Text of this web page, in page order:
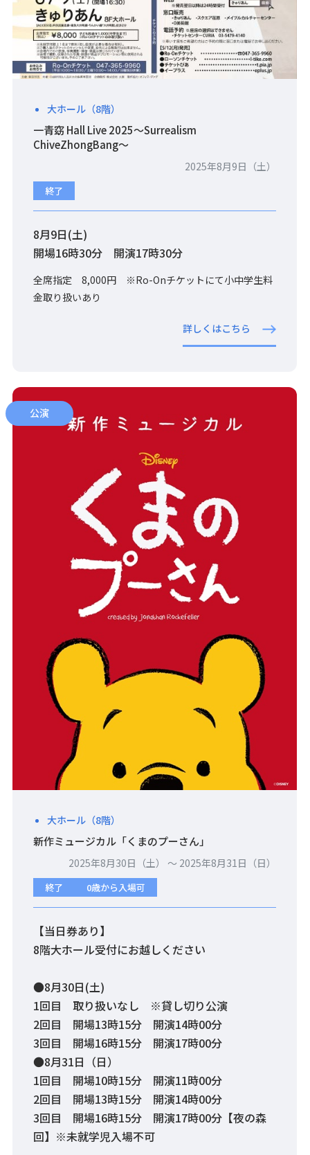
大ホール（8階）
一青窈 Hall Live 2025～Surrealism
ChiveZhongBang～
2025年8月9日（土）
終了
8月9日(土)
開場16時30分 開演17時30分
全席指定 8,000円 ※Ro-Onチケットにて小中学生料
金取り扱いあり
詳しくはこちら
大ホール（8階）
新作ミュージカル「くまのプーさん」
公演
2025年8月30日（土） 〜 2025年8月31日（日）
終了 0歳から入場可
【当日券あり】
8階大ホール受付にお越しください
●8月30日(土)
1回目 取り扱いなし ※貸し切り公演
2回目 開場13時15分 開演14時00分
3回目 開場16時15分 開演17時00分
●8月31日（日）
1回目 開場10時15分 開演11時00分
2回目 開場13時15分 開演14時00分
3回目 開場16時15分 開演17時00分【夜の森
回】※未就学児入場不可